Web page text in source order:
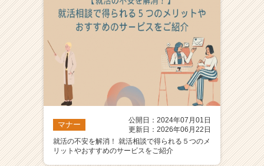
マナー
公開日：2024年07月01日
更新日：2026年06月22日
就活の不安を解消！ 就活相談で得られる５つのメ
リットやおすすめのサービスをご紹介